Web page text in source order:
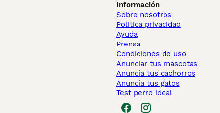
Información
Sobre nosotros
Politica privacidad
Ayuda
Prensa
Condiciones de uso
Anunciar tus mascotas
Anuncia tus cachorros
Anuncia tus gatos
Test perro ideal